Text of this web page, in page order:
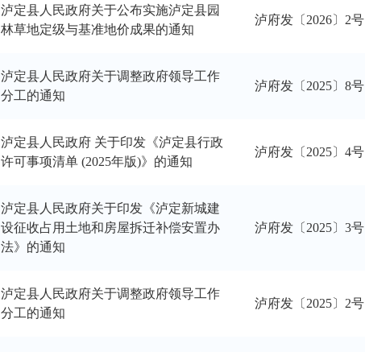
泸定县人民政府关于公布实施泸定县园
林草地定级与基准地价成果的通知
泸府发〔2026〕2号
泸定县人民政府关于调整政府领导工作
分工的通知
泸府发〔2025〕8号
泸定县人民政府 关于印发《泸定县行政
许可事项清单 (2025年版)》的通知
泸府发〔2025〕4号
泸定县人民政府关于印发《泸定新城建
设征收占用土地和房屋拆迁补偿安置办
法》的通知
泸府发〔2025〕3号
泸定县人民政府关于调整政府领导工作
分工的通知
泸府发〔2025〕2号